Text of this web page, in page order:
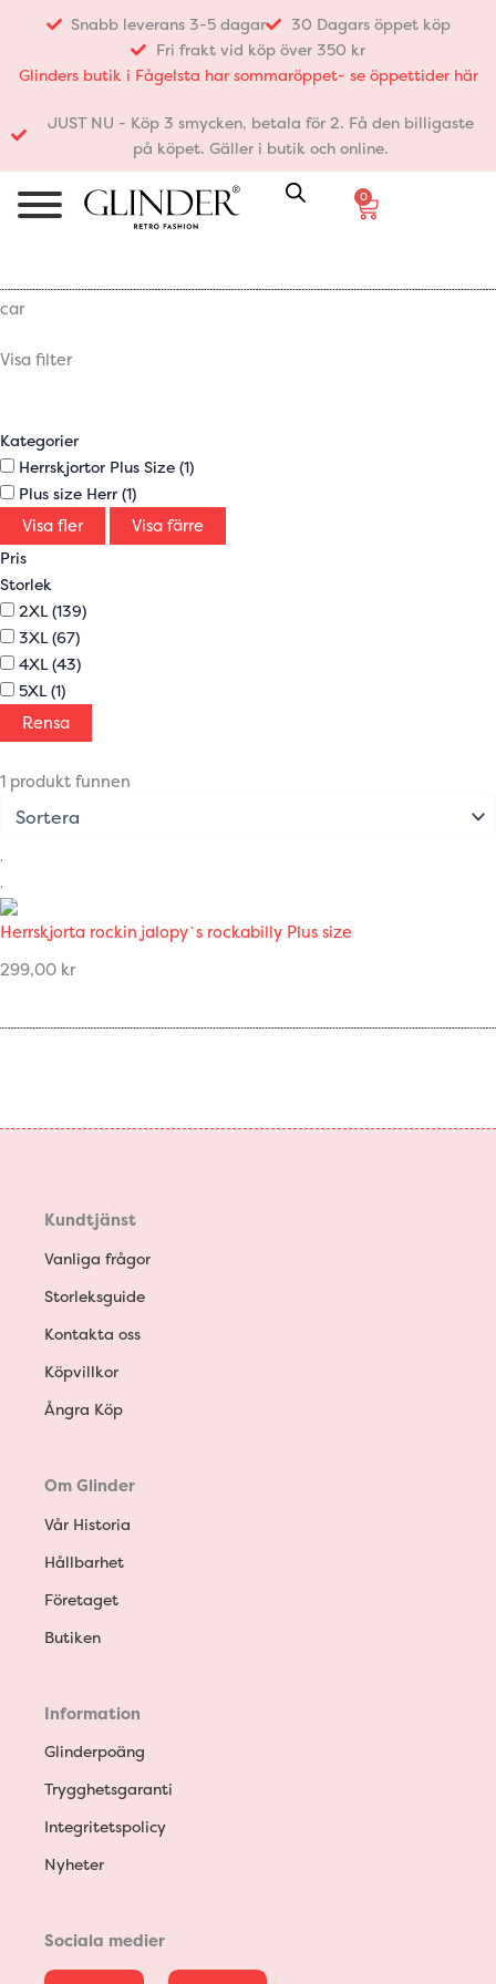
innehåll
Snabb leverans 3-5 dagar
30 Dagars öppet köp
Fri frakt vid köp över 350 kr
Glinders butik i Fågelsta har sommaröppet- se öppettider här
JUST NU - Köp 3 smycken, betala för 2. Få den billigaste
på köpet. Gäller i butik och online.
0
Varukorg
car
Visa filter
Kategorier
Herrskjortor Plus Size (1)
Plus size Herr (1)
Visa fler Visa färre
Pris
Storlek
2XL (139)
3XL (67)
4XL (43)
5XL (1)
Rensa
1 produkt funnen
Herrskjorta rockin jalopy`s rockabilly Plus size
299,00 kr
Kundtjänst
Vanliga frågor
Storleksguide
Kontakta oss
Köpvillkor
Ångra Köp
Om Glinder
Vår Historia
Hållbarhet
Företaget
Butiken
Information
Glinderpoäng
Trygghetsgaranti
Integritetspolicy
Nyheter
Sociala medier